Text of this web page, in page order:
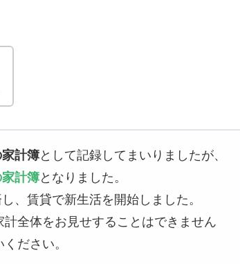
計簿として記録してまいりましたが、
計簿となりました。
、賃貸で新生活を開始しました。
全体をお見せすることはできません
ださい。